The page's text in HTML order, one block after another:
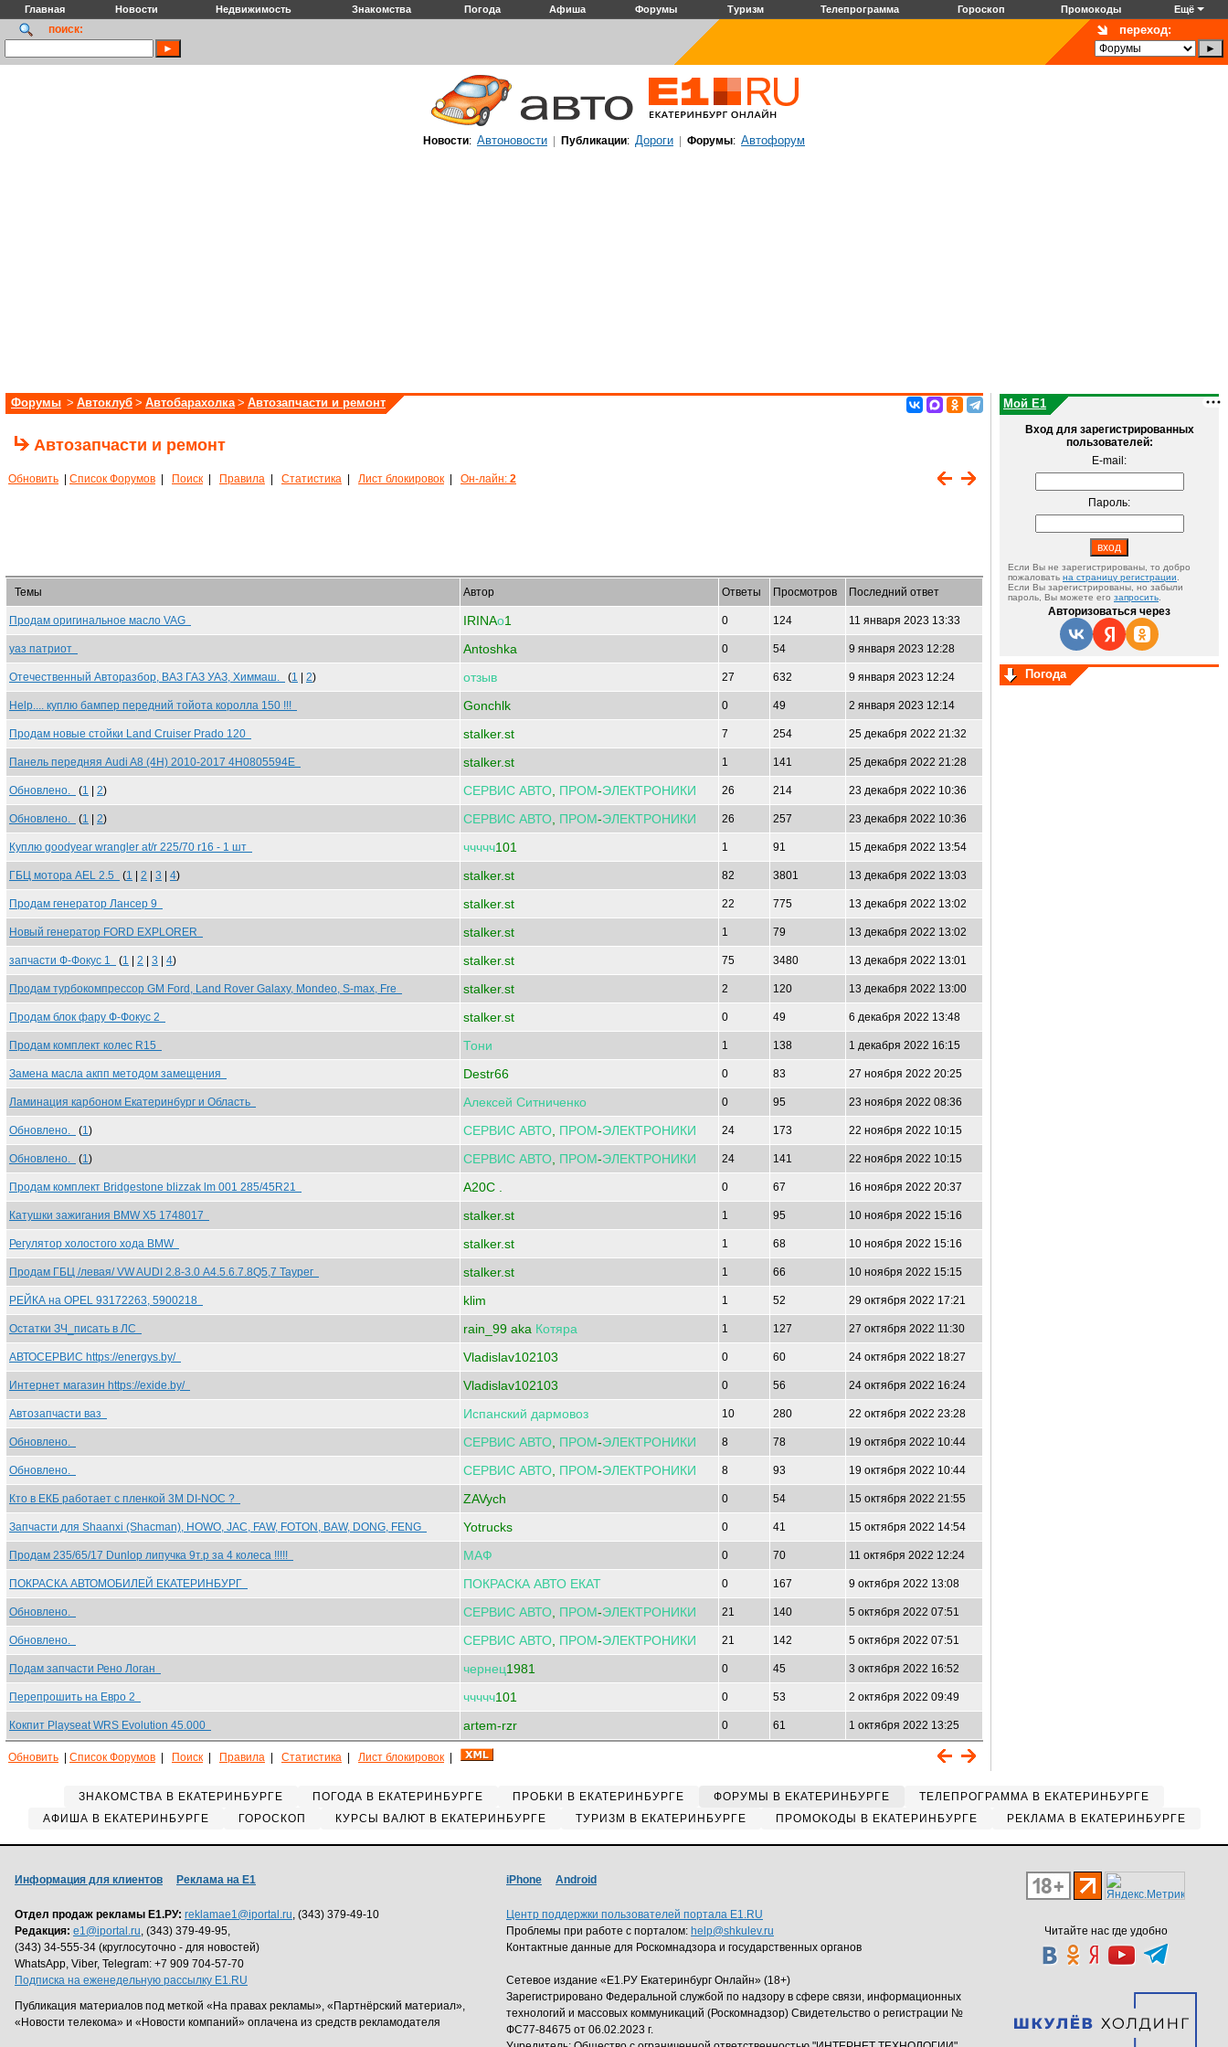
Главная Новости Недвижимость Знакомства Погода Афиша Форумы Туризм Телепрограмма Гороскоп Промокоды Ещё
поиск: переход:
Новости: Автоновости Публикации: Дороги Форумы: Автофорум
Форумы > Автоклуб > Автобарахолка > Автозапчасти и ремонт
Автозапчасти и ремонт
Обновить Список Форумов Поиск Правила Статистика Лист блокировок Он-лайн: 2
Темы Автор Ответы Просмотров Последний ответ
Продам оригинальное масло VAG IRINAо1 0 124 11 января 2023 13:33
уаз патриот Antoshka 0 54 9 января 2023 12:28
Отечественный Авторазбор, ВАЗ ГАЗ УАЗ, Химмаш. (1 2) отзыв 27 632 9 января 2023 12:24
Help.... куплю бампер передний тойота королла 150 !!! Gonchlk 0 49 2 января 2023 12:14
Продам новые стойки Land Cruiser Prado 120 stalker.st 7 254 25 декабря 2022 21:32
Панель передняя Audi A8 (4H) 2010-2017 4H0805594E stalker.st 1 141 25 декабря 2022 21:28
Обновлено. (1 2) СЕРВИС АВТО ПРОМ-ЭЛЕКТРОНИКИ 26 214 23 декабря 2022 10:36
Обновлено. (1 2) СЕРВИС АВТО ПРОМ-ЭЛЕКТРОНИКИ 26 257 23 декабря 2022 10:36
Куплю goodyear wrangler at/r 225/70 r16 - 1 шт ччччч101 1 91 15 декабря 2022 13:54
ГБЦ мотора AEL 2.5 (1 2 3 4) stalker.st 82 3801 13 декабря 2022 13:03
Продам генератор Лансер 9 stalker.st 22 775 13 декабря 2022 13:02
Новый генератор FORD EXPLORER stalker.st 1 79 13 декабря 2022 13:02
запчасти Ф-Фокус 1 (1 2 3 4) stalker.st 75 3480 13 декабря 2022 13:01
Продам турбокомпрессор GM Ford, Land Rover Galaxy, Mondeo, S-max, Fre stalker.st 2 120 13 декабря 2022 13:00
Продам блок фару Ф-Фокус 2 stalker.st 0 49 6 декабря 2022 13:48
Продам комплект колес R15 Тони 1 138 1 декабря 2022 16:15
Замена масла акпп методом замещения Destr66 0 83 27 ноября 2022 20:25
Ламинация карбоном Екатеринбург и Область Алексей Ситниченко 0 95 23 ноября 2022 08:36
Обновлено. (1) СЕРВИС АВТО ПРОМ-ЭЛЕКТРОНИКИ 24 173 22 ноября 2022 10:15
Обновлено. (1) СЕРВИС АВТО ПРОМ-ЭЛЕКТРОНИКИ 24 141 22 ноября 2022 10:15
Продам комплект Bridgestone blizzak lm 001 285/45R21 A20C . 0 67 16 ноября 2022 20:37
Катушки зажигания BMW X5 1748017 stalker.st 1 95 10 ноября 2022 15:16
Регулятор холостого хода BMW stalker.st 1 68 10 ноября 2022 15:16
Продам ГБЦ /левая/ VW AUDI 2.8-3.0 А4.5.6.7.8Q5,7 Таурег stalker.st 1 66 10 ноября 2022 15:15
РЕЙКА на OPEL 93172263, 5900218 klim 1 52 29 октября 2022 17:21
Остатки ЗЧ_писать в ЛС rain_99 aka Котяра 1 127 27 октября 2022 11:30
АВТОСЕРВИС https://energys.by/ Vladislav102103 0 60 24 октября 2022 18:27
Интернет магазин https://exide.by/ Vladislav102103 0 56 24 октября 2022 16:24
Автозапчасти ваз Испанский дармовоз 10 280 22 октября 2022 23:28
Обновлено. СЕРВИС АВТО ПРОМ-ЭЛЕКТРОНИКИ 8 78 19 октября 2022 10:44
Обновлено. СЕРВИС АВТО ПРОМ-ЭЛЕКТРОНИКИ 8 93 19 октября 2022 10:44
Кто в ЕКБ работает с пленкой 3M DI-NOC ? ZAVych 0 54 15 октября 2022 21:55
Запчасти для Shaanxi (Shacman), HOWO, JAC, FAW, FOTON, BAW, DONG, FENG Yotrucks 0 41 15 октября 2022 14:54
Продам 235/65/17 Dunlop липучка 9т.р за 4 колеса !!!!! МАФ 0 70 11 октября 2022 12:24
ПОКРАСКА АВТОМОБИЛЕЙ ЕКАТЕРИНБУРГ ПОКРАСКА АВТО ЕКАТ 0 167 9 октября 2022 13:08
Обновлено. СЕРВИС АВТО ПРОМ-ЭЛЕКТРОНИКИ 21 140 5 октября 2022 07:51
Обновлено. СЕРВИС АВТО ПРОМ-ЭЛЕКТРОНИКИ 21 142 5 октября 2022 07:51
Подам запчасти Рено Логан чернец1981 0 45 3 октября 2022 16:52
Перепрошить на Евро 2 ччччч101 0 53 2 октября 2022 09:49
Кокпит Playseat WRS Evolution 45.000 artem-rzr 0 61 1 октября 2022 13:25
Обновить Список Форумов Поиск Правила Статистика Лист блокировок
Мой E1
Вход для зарегистрированных
пользователей:
E-mail:
Пароль:
Если Вы не зарегистрированы, то добро
пожаловать на страницу регистрации
Если Вы зарегистрированы, но забыли
пароль, Вы можете его запросить
Авторизоваться через
Погода
ЗНАКОМСТВА В ЕКАТЕРИНБУРГЕ ПОГОДА В ЕКАТЕРИНБУРГЕ ПРОБКИ В ЕКАТЕРИНБУРГЕ ФОРУМЫ В ЕКАТЕРИНБУРГЕ
ТЕЛЕПРОГРАММА В ЕКАТЕРИНБУРГЕ
АФИША В ЕКАТЕРИНБУРГЕ
ГОРОСКОП КУРСЫ ВАЛЮТ В ЕКАТЕРИНБУРГЕ ТУРИЗМ В ЕКАТЕРИНБУРГЕ ПРОМОКОДЫ В ЕКАТЕРИНБУРГЕ РЕКЛАМА В ЕКАТЕРИНБУРГЕ
Читайте нас где удобно
Информация для клиентов Реклама на Е1
Отдел продаж рекламы Е1.РУ: reklamae1@iportal.ru, (343) 379-49-10
Редакция: e1@iportal.ru, (343) 379-49-95,
(343) 34-555-34 (круглосуточно - для новостей)
WhatsApp, Viber, Telegram: +7 909 704-57-70
Подписка на еженедельную рассылку E1.RU
Публикация материалов под меткой «На правах рекламы», «Партнёрский материал»,
«Новости телекома» и «Новости компаний» оплачена из средств рекламодателя
iPhone Android
Центр поддержки пользователей портала E1.RU
Проблемы при работе с порталом: help@shkulev.ru
Контактные данные для Роскомнадзора и государственных органов
Сетевое издание «Е1.РУ Екатеринбург Онлайн» (18+)
Зарегистрировано Федеральной службой по надзору в сфере связи, информационных
технологий и массовых коммуникаций (Роскомнадзор) Свидетельство о регистрации №
ФС77-84675 от 06.02.2023 г.